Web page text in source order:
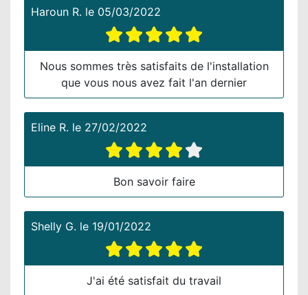
Haroun R. le 05/03/2022
Nous sommes très satisfaits de l'installation
que vous nous avez fait l'an dernier
Eline R. le 27/02/2022
Bon savoir faire
Shelly G. le 19/01/2022
J'ai été satisfait du travail